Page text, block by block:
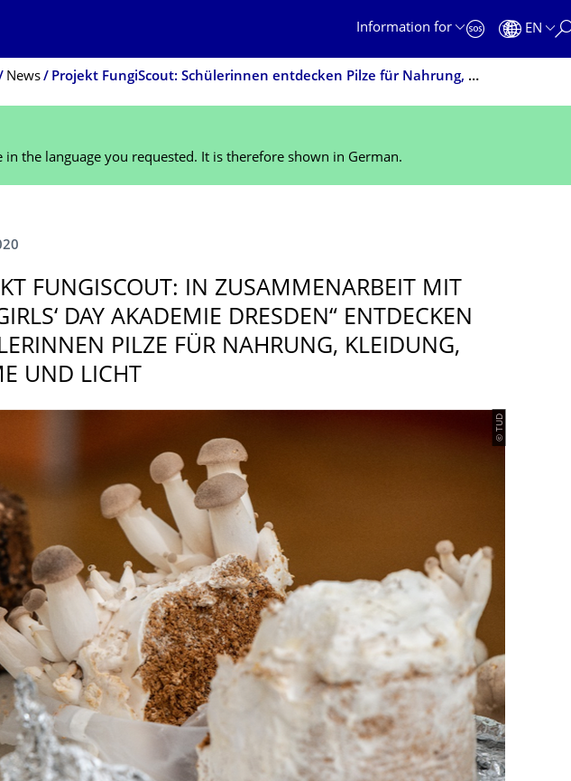
Information for
EN
News Projekt FungiScout: Schülerinnen entdecken Pilze für Nahrung, Kleidung, Wärme und Licht
in the language you requested. It is therefore shown in German.
FUNGISCOUT: IN ZUSAMMENARBEIT MIT
DAY AKADEMIE DRESDEN“ ENTDECKEN
PILZE FÜR NAHRUNG, KLEIDUNG,
UND LICHT
© TUD